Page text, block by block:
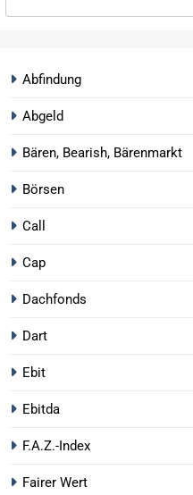
Abfindung
Abgeld
Bären, Bearish, Bärenmarkt
Börsen
Call
Cap
Dachfonds
Dart
Ebit
Ebitda
F.A.Z.-Index
Fairer Wert